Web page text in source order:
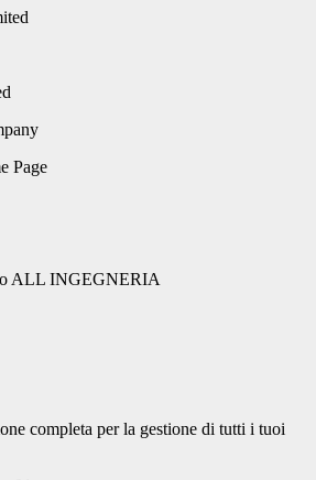
ALL INGEGNERIA
completa per la gestione di tutti i tuoi